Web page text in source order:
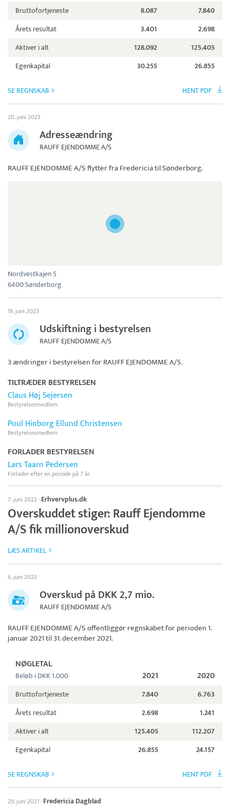
Bruttofortjeneste 8.087
7.840
Årets resultat
3.401
2.698
Aktiver i alt
128.092
125.405
Egenkapital
30.255 26.855
SE REGNSKAB HENT PDF
20. juni 2023
Adresseændring
RAUFF EJENDOMME A/S
RAUFF EJENDOMME A/Sflytter fra Fredericia til Sønderborg.
Nordvestkajen 5
6400 Sønderborg
19. juni 2023
Udskiftning i bestyrelsen
RAUFF EJENDOMME A/S
3 ændringer i bestyrelsen forRAUFF EJENDOMME A/S.
TILTRÆDER BESTYRELSEN
Claus Høj Sejersen
Bestyrelsesmedlem
Poul Hinborg Ellund Christensen
Bestyrelsesmedlem
FORLADER BESTYRELSEN
Lars Taarn Pedersen
Forlader efter en periode på 7 år
7. juni 2022· Erhvervplus.dk
Overskuddet stiger: Rauff Ejendomme
A/S fik millionoverskud
LÆS ARTIKEL
6. juni 2022
Overskud på DKK 2,7 mio.
RAUFF EJENDOMME A/S
RAUFF EJENDOMME A/Soffentliggør regnskabet for perioden 1.
januar 2021 til 31. december 2021.
NØGLETAL
Beløb i DKK 1.000 2021 2020
Bruttofortjeneste 7.840
6.763
Årets resultat
2.698
1.241
Aktiver i alt
125.405
112.207
Egenkapital
26.855 24.157
SE REGNSKAB HENT PDF
29. juni 2021· Fredericia Dagblad